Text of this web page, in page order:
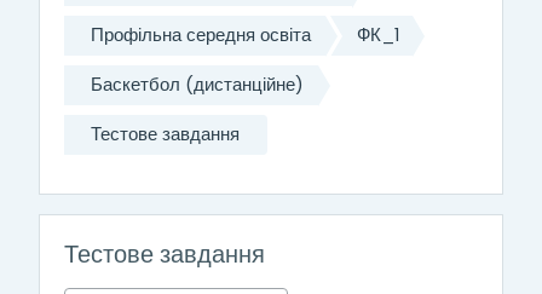
Профільна середня освіта ФК_1
Баскетбол (дистанційне)
Тестове завдання
Тестове завдання